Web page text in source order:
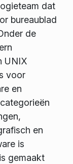
dat
bureaublad
de
UNIX
voor
en
en
is
gemaakt